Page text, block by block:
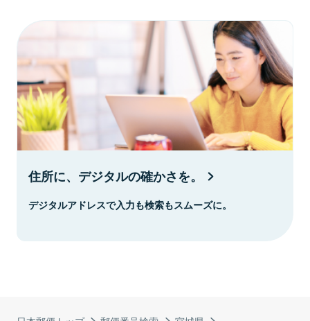
住所に、デジタルの確かさを。
デジタルアドレスで入力も検索もスムーズに。